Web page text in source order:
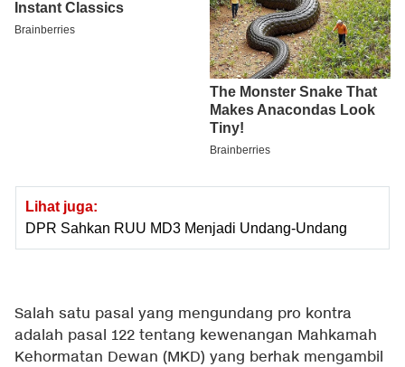
Lihat juga:
DPR Sahkan RUU MD3 Menjadi Undang-Undang
Salah satu pasal yang mengundang pro kontra
adalah pasal 122 tentang kewenangan Mahkamah
Kehormatan Dewan (MKD) yang berhak mengambil